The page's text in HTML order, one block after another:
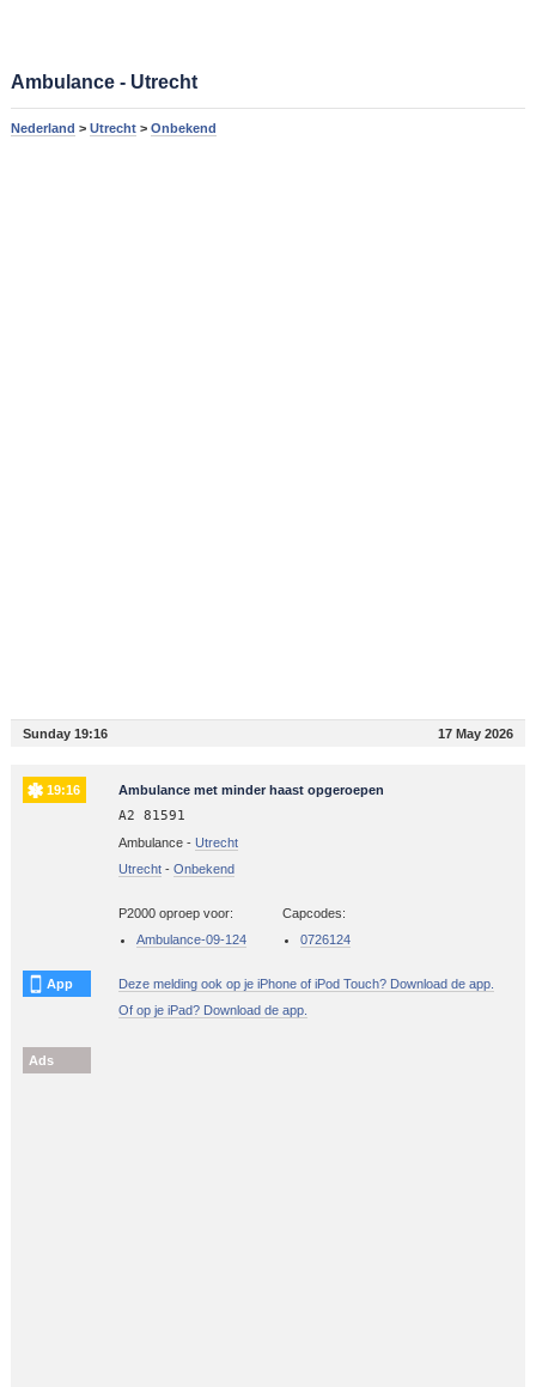
Ambulance - Utrecht
Nederland > Utrecht> Onbekend
Sunday 19:16 17 May 2026
19:16 Ambulance met minder haast opgeroepen
A2 81591
Ambulance - Utrecht
Utrecht- Onbekend
P2000 oproep voor:
Ambulance-09-124
Capcodes:
0726124
App
Deze melding ook op je iPhone of iPod Touch? Download de app.
Of op je iPad? Download de app.
Ads